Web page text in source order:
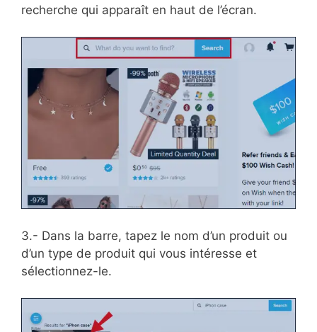
recherche qui apparaît en haut de l’écran.
3.- Dans la barre, tapez le nom d’un produit ou
d’un type de produit qui vous intéresse et
sélectionnez-le.